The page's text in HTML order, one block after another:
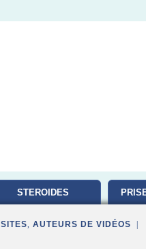
STEROIDES
SITES, AUTEURS DE VIDÉOS |